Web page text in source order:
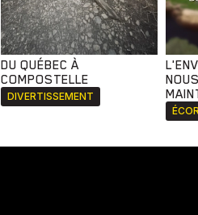
DU QUÉBEC À
COMPOSTELLE
DIVERTISSEMENT